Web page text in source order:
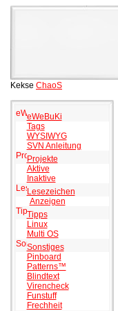
Kekse ChaoS
eWeBuKi
Tags
WYSIWYG
SVN Anleitung
Projekte
Aktive
Inaktive
Lesezeichen
Anzeigen
Tipps
Linux
Multi OS
Sonstiges
Pinboard
Patterns™
Blindtext
Virencheck
Funstuff
Frechheit